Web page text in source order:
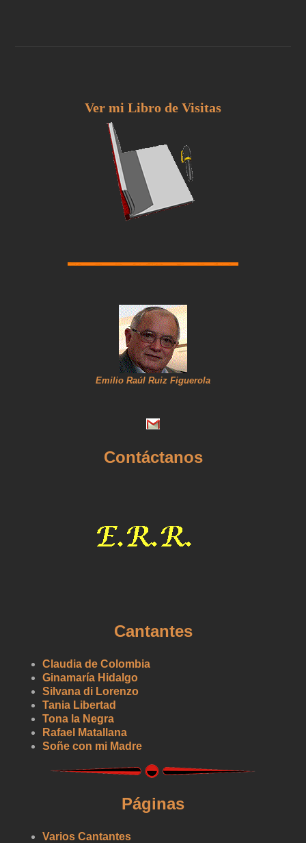
Ver mi Libro de Visitas
Emilio Raúl Ruiz Figuerola
Contáctanos
Cantantes
Claudia de Colombia
Ginamaría Hidalgo
Silvana di Lorenzo
Tania Libertad
Tona la Negra
Rafael Matallana
Soñe con mi Madre
Páginas
Varios Cantantes